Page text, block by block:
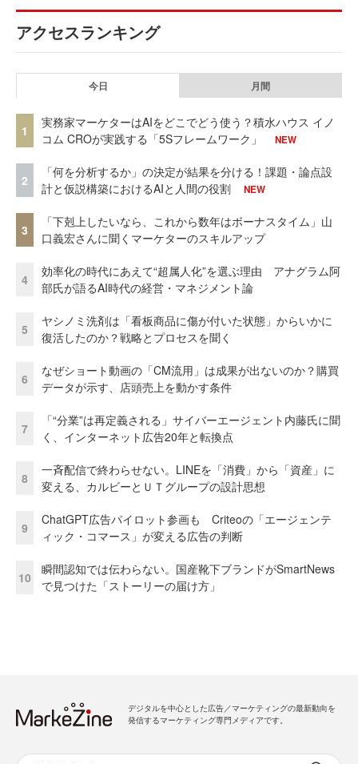
アクセスランキング
今日 月間
1
実務家マーケターはAIをどこでどう使う？積水ハウス イノ
コム CROが実践する「5Sフレームワーク」
NEW
2
「何を分析するか」の決定が結果を分ける！課題・論点設
計と仮説構築におけるAIと人間の役割
NEW
3
「下剋上したいなら、これから数年はボーナスタイム」山
口義宏さんに聞くマーケターのスキルアップ
4
効率化の時代にあえて“超属人化”を選ぶ理由 アナグラム阿
部氏が語るAI時代の経営・マネジメント論
5
ヤシノミ洗剤は「看板商品に傷が付いた状態」からいかに
復活したのか？戦略とプロセスを聞く
6
なぜショート動画の「CM流用」は成果が出ないのか？購買
データが示す、店頭売上を動かす条件
7
「“分業”は再定義される」サイバーエージェント内藤氏に聞
く、インターネット広告20年と転換点
8
一斉配信で終わらせない。LINEを「消費」から「資産」に
変える、カルビーとＵＴグループの設計思想
9
ChatGPT広告パイロット参画も Criteoの「エージェンテ
ィック・コマース」が変える広告の判断
10
瞬間認知では伝わらない。国産靴下ブランドがSmartNews
で見つけた「ストーリーの届け方」
デジタルを中心とした広告／マーケティングの最新動向を
発信するマーケティング専門メディアです。